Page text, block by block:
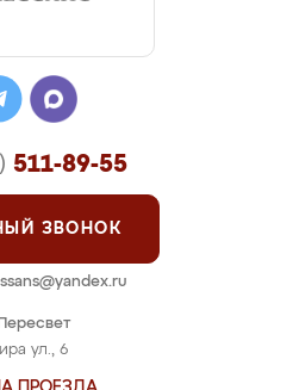
ул., 6
511-89-55
ЗВОНОК